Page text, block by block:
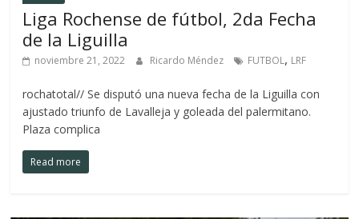
Liga Rochense de fútbol, 2da Fecha
de la Liguilla
noviembre 21, 2022 Ricardo Méndez FUTBOL, LRF
rochatotal// Se disputó una nueva fecha de la Liguilla con
ajustado triunfo de Lavalleja y goleada del palermitano.
Plaza complica
Read more